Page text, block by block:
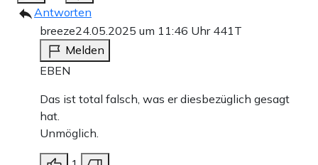
Antworten
breeze24.05.2025 um 11:46 Uhr 441T
Melden
EBEN
Das ist total falsch, was er diesbezüglich gesagt
hat.
Unmöglich.